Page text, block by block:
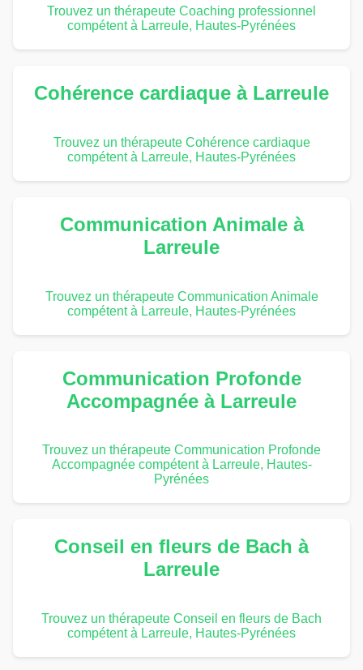
Trouvez un thérapeute Coaching professionnel
compétent à Larreule, Hautes-Pyrénées
Cohérence cardiaque à Larreule
Trouvez un thérapeute Cohérence cardiaque
compétent à Larreule, Hautes-Pyrénées
Communication Animale à
Larreule
Trouvez un thérapeute Communication Animale
compétent à Larreule, Hautes-Pyrénées
Communication Profonde
Accompagnée à Larreule
Trouvez un thérapeute Communication Profonde
Accompagnée compétent à Larreule, Hautes-
Pyrénées
Conseil en fleurs de Bach à
Larreule
Trouvez un thérapeute Conseil en fleurs de Bach
compétent à Larreule, Hautes-Pyrénées